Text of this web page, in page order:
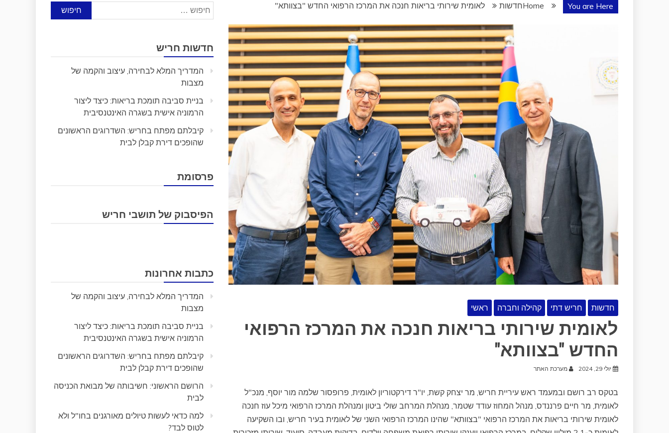
You are Here
Homeחדשות לאומית שירותי בריאות חנכה את המרכז הרפואי החדש "בצוותא"
חדשות חריש דתי קהילה וחברה ראשי
לאומית שירותי בריאות חנכה את המרכז הרפואי
החדש "בצוותא"
יולי 29, 2024 מערכת האתר
בטקס רב רושם ובמעמד ראש עיריית חריש, מר יצחק קשת, יו"ר דירקטוריון לאומית, פרופסור שלמה מור יוסף, מנכ"ל
לאומית, מר חיים פרננדס, מנהל המחוז עודד שטמר, מנהלת המרחב שולי ביטון ומנהלת המרכז הרפואי מיכל עוז חנכה
לאומית שירותי בריאות את המרכז הרפואי "בצוותא" שהינו המרכז הרפואי השני של לאומית בעיר חריש, ובו השקיעה
חיפוש:
חדשות חריש
המדריך המלא לבחירה, עיצוב והקמה של
מצבות
בניית סביבה תומכת בריאות: כיצד ליצור
הרמוניה אישית בשגרה האינטנסיבית
קיבלתם מפתח בחריש: השדרוגים הראשונים
שהופכים דירת קבלן לבית
פרסומת
הפיסבוק של תושבי חריש
כתבות אחרונות
המדריך המלא לבחירה, עיצוב והקמה של
מצבות
בניית סביבה תומכת בריאות: כיצד ליצור
הרמוניה אישית בשגרה האינטנסיבית
קיבלתם מפתח בחריש: השדרוגים הראשונים
שהופכים דירת קבלן לבית
הרושם הראשוני: חשיבותה של מבואת הכניסה
לבית
למה כדאי לעשות טיולים מאורגנים בחו"ל ולא
לטוס לבד?